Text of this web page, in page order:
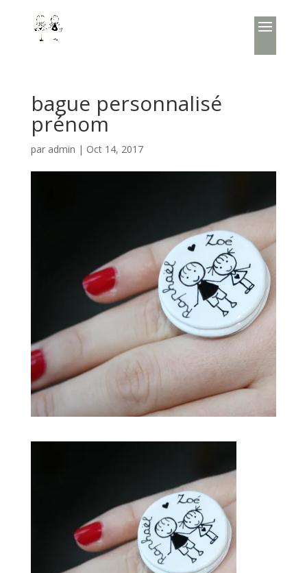
bague personnalisé
prénom
par admin | Oct 14, 2017